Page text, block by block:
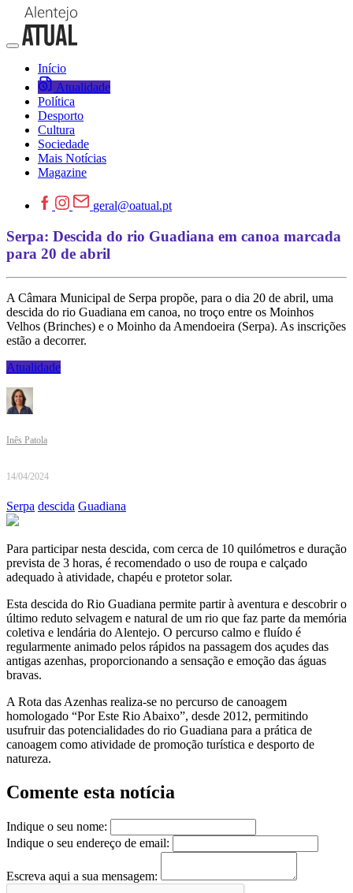
Início
Atualidade
Política
Desporto
Cultura
Sociedade
Mais Notícias
Magazine
geral@oatual.pt
Serpa: Descida do rio Guadiana em canoa marcada
para 20 de abril
A Câmara Municipal de Serpa propõe, para o dia 20 de abril, uma
descida do rio Guadiana em canoa, no troço entre os Moinhos
Velhos (Brinches) e o Moinho da Amendoeira (Serpa). As inscrições
estão a decorrer.
Atualidade
Inês Patola
14/04/2024
Serpa descida Guadiana
Para participar nesta descida, com cerca de 10 quilómetros e duração
prevista de 3 horas, é recomendado o uso de roupa e calçado
adequado à atividade, chapéu e protetor solar.
Esta descida do Rio Guadiana permite partir à aventura e descobrir o
último reduto selvagem e natural de um rio que faz parte da memória
coletiva e lendária do Alentejo. O percurso calmo e fluído é
regularmente animado pelos rápidos na passagem dos açudes das
antigas azenhas, proporcionando a sensação e emoção das águas
bravas.
A Rota das Azenhas realiza-se no percurso de canoagem
homologado “Por Este Rio Abaixo”, desde 2012, permitindo
usufruir das potencialidades do rio Guadiana para a prática de
canoagem como atividade de promoção turística e desporto de
natureza.
Comente esta notícia
Indique o seu nome:
Indique o seu endereço de email:
Escreva aqui a sua mensagem: